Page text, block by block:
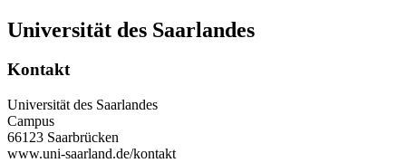
Universität des Saarlandes
Kontakt
Universität des Saarlandes
Campus
66123 Saarbrücken
www.uni-saarland.de/kontakt